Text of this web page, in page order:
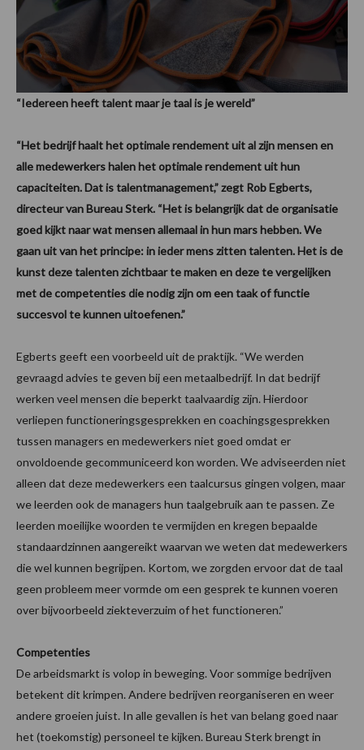
“Iedereen heeft talent maar je taal is je wereld”
“Het bedrijf haalt het optimale rendement uit al zijn mensen en
alle medewerkers halen het optimale rendement uit hun
capaciteiten. Dat is talentmanagement,” zegt Rob Egberts,
directeur van Bureau Sterk. “Het is belangrijk dat de organisatie
goed kijkt naar wat mensen allemaal in hun mars hebben. We
gaan uit van het principe: in ieder mens zitten talenten. Het is de
kunst deze talenten zichtbaar te maken en deze te vergelijken
met de competenties die nodig zijn om een taak of functie
succesvol te kunnen uitoefenen.”
Egberts geeft een voorbeeld uit de praktijk. “We werden
gevraagd advies te geven bij een metaalbedrijf. In dat bedrijf
werken veel mensen die beperkt taalvaardig zijn. Hierdoor
verliepen functioneringsgesprekken en coachingsgesprekken
tussen managers en medewerkers niet goed omdat er
onvoldoende gecommuniceerd kon worden. We adviseerden niet
alleen dat deze medewerkers een taalcursus gingen volgen, maar
we leerden ook de managers hun taalgebruik aan te passen. Ze
leerden moeilijke woorden te vermijden en kregen bepaalde
standaardzinnen aangereikt waarvan we weten dat medewerkers
die wel kunnen begrijpen. Kortom, we zorgden ervoor dat de taal
geen probleem meer vormde om een gesprek te kunnen voeren
over bijvoorbeeld ziekteverzuim of het functioneren.”
Competenties
De arbeidsmarkt is volop in beweging. Voor sommige bedrijven
betekent dit krimpen. Andere bedrijven reorganiseren en weer
andere groeien juist. In alle gevallen is het van belang goed naar
het (toekomstig) personeel te kijken. Bureau Sterk brengt in